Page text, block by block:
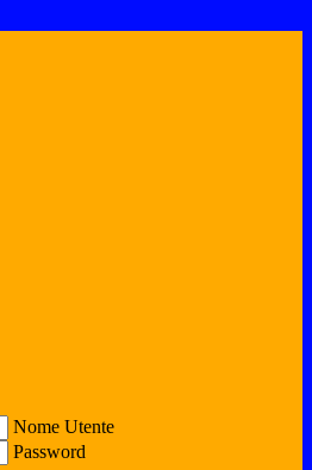
Nome Utente
Password